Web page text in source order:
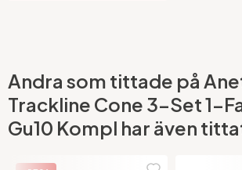
Andra som tittade på
Trackline Cone 3-Set 1-
Gu10 Kompl har även